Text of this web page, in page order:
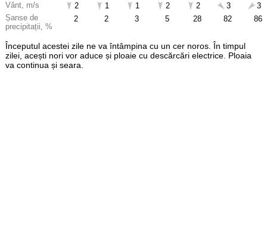
Vânt, m/s
Șanse de
precipitații, %
2
39
2
2
1
2
1
3
2
5
2
28
3
82
3
86
Începutul acestei zile ne va întâmpina cu un cer noros. În timpul
zilei, acești nori vor aduce și ploaie cu descărcări electrice. Ploaia
va continua și seara.